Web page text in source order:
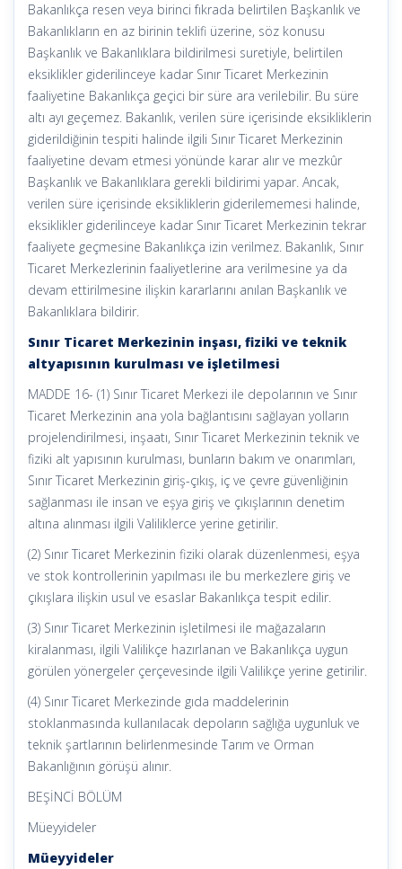
Bakanlıkça resen veya birinci fıkrada belirtilen Başkanlık ve
Bakanlıkların en az birinin teklifi üzerine, söz konusu
Başkanlık ve Bakanlıklara bildirilmesi suretiyle, belirtilen
eksiklikler giderilinceye kadar Sınır Ticaret Merkezinin
faaliyetine Bakanlıkça geçici bir süre ara verilebilir. Bu süre
altı ayı geçemez. Bakanlık, verilen süre içerisinde eksikliklerin
giderildiğinin tespiti halinde ilgili Sınır Ticaret Merkezinin
faaliyetine devam etmesi yönünde karar alır ve mezkûr
Başkanlık ve Bakanlıklara gerekli bildirimi yapar. Ancak,
verilen süre içerisinde eksikliklerin giderilememesi halinde,
eksiklikler giderilinceye kadar Sınır Ticaret Merkezinin tekrar
faaliyete geçmesine Bakanlıkça izin verilmez. Bakanlık, Sınır
Ticaret Merkezlerinin faaliyetlerine ara verilmesine ya da
devam ettirilmesine ilişkin kararlarını anılan Başkanlık ve
Bakanlıklara bildirir.
Sınır Ticaret Merkezinin inşası, fiziki ve teknik
altyapısının kurulması ve işletilmesi
MADDE 16- (1) Sınır Ticaret Merkezi ile depolarının ve Sınır
Ticaret Merkezinin ana yola bağlantısını sağlayan yolların
projelendirilmesi, inşaatı, Sınır Ticaret Merkezinin teknik ve
fiziki alt yapısının kurulması, bunların bakım ve onarımları,
Sınır Ticaret Merkezinin giriş-çıkış, iç ve çevre güvenliğinin
sağlanması ile insan ve eşya giriş ve çıkışlarının denetim
altına alınması ilgili Valiliklerce yerine getirilir.
(2) Sınır Ticaret Merkezinin fiziki olarak düzenlenmesi, eşya
ve stok kontrollerinin yapılması ile bu merkezlere giriş ve
çıkışlara ilişkin usul ve esaslar Bakanlıkça tespit edilir.
(3) Sınır Ticaret Merkezinin işletilmesi ile mağazaların
kiralanması, ilgili Valilikçe hazırlanan ve Bakanlıkça uygun
görülen yönergeler çerçevesinde ilgili Valilikçe yerine getirilir.
(4) Sınır Ticaret Merkezinde gıda maddelerinin
stoklanmasında kullanılacak depoların sağlığa uygunluk ve
teknik şartlarının belirlenmesinde Tarım ve Orman
Bakanlığının görüşü alınır.
BEŞİNCİ BÖLÜM
Müeyyideler
Müeyyideler